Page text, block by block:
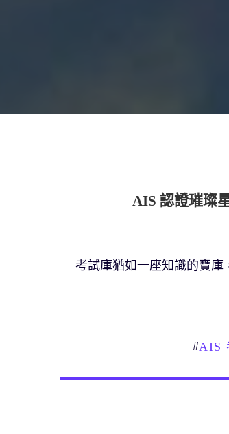
AIS 認證璀璨
考試庫猶如一座知識的寶
#AIS